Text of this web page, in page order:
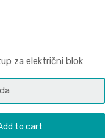
za električni blok
to cart